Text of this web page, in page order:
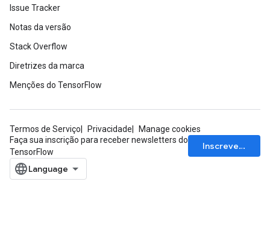
Issue Tracker
Notas da versão
Stack Overflow
Diretrizes da marca
Menções do TensorFlow
Termos de Serviço Privacidade
Manage cookies
Faça sua inscrição para receber newsletters do
TensorFlow
Inscrever-se